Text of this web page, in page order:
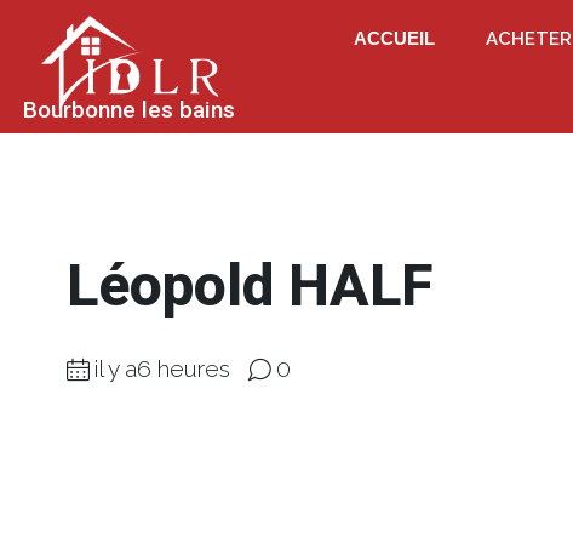
Bourbonne les bains
ACCUEIL ACHETER
Léopold HALF
il y a6 heures 0